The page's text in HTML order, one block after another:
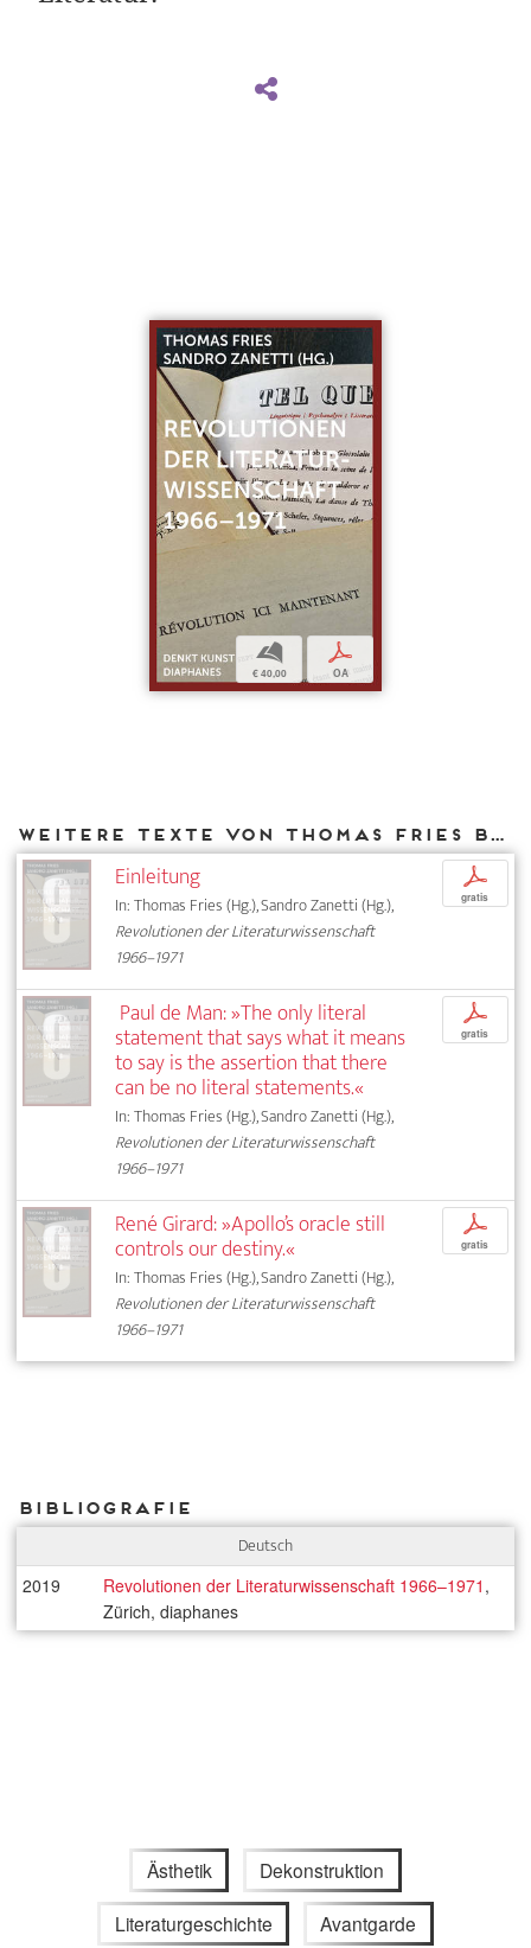
b
€ 40,00
p
OA
Weitere Texte von Thomas Fries bei DIAPHANES
Einleitung
In: Thomas Fries (Hg.), Sandro Zanetti (Hg.),
Revolutionen der Literaturwissenschaft
1966–1971
p
gratis
Paul de Man: »The only literal
statement that says what it means
to say is the assertion that there
can be no literal statements.«
In: Thomas Fries (Hg.), Sandro Zanetti (Hg.),
Revolutionen der Literaturwissenschaft
1966–1971
p
gratis
René Girard: »Apollo’s oracle still
controls our destiny.«
In: Thomas Fries (Hg.), Sandro Zanetti (Hg.),
Revolutionen der Literaturwissenschaft
1966–1971
p
gratis
Bibliografie
Deutsch
2019 Revolutionen der Literaturwissenschaft 1966–1971 ,
Zürich, diaphanes
Ästhetik Dekonstruktion
Literaturgeschichte Avantgarde